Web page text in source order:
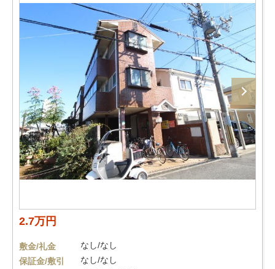
2.7万円
敷金/礼金
なし/なし
保証金/敷引
なし/なし